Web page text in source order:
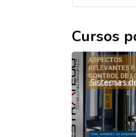
Cursos
Sistemas